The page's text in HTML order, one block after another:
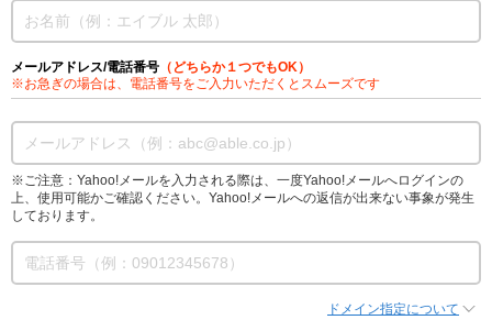
メールアドレス/電話番号 （どちらか１つでもOK）
※お急ぎの場合は、電話番号をご入力いただくとスムーズです
※ご注意：Yahoo!メールを入力される際は、一度Yahoo!メールへログインの
上、使用可能かご確認ください。Yahoo!メールへの返信が出来ない事象が発生
しております。
ドメイン指定について